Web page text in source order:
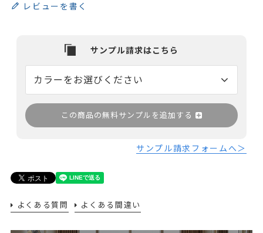
レビューを書く
この商品の無料サンプルを追加する
サンプル請求フォームへ＞
よくある質問 よくある間違い